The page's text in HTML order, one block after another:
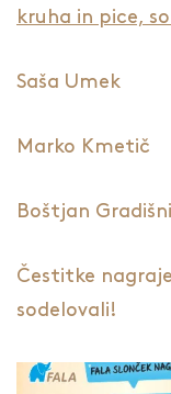
kruha in pice,
Saša Umek
Marko Kmetič
Boštjan
Čestitke
sodelovali!